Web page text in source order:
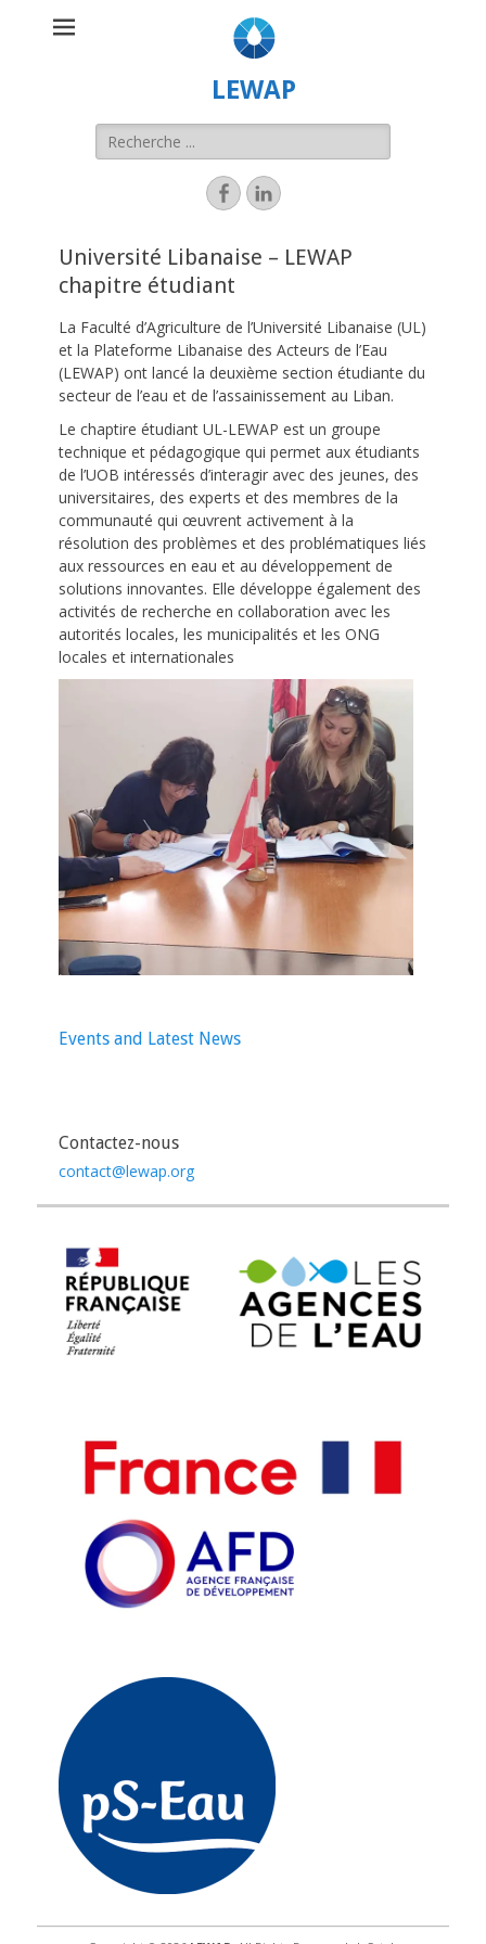
LEWAP
Université Libanaise – LEWAP
chapitre étudiant
La Faculté d’Agriculture de l’Université Libanaise (UL)
et la Plateforme Libanaise des Acteurs de l’Eau
(LEWAP) ont lancé la deuxième section étudiante du
secteur de l’eau et de l’assainissement au Liban.
Le chaptire étudiant UL-LEWAP est un groupe
technique et pédagogique qui permet aux étudiants
de l’UOB intéressés d’interagir avec des jeunes, des
universitaires, des experts et des membres de la
communauté qui œuvrent activement à la
résolution des problèmes et des problématiques liés
aux ressources en eau et au développement de
solutions innovantes. Elle développe également des
activités de recherche en collaboration avec les
autorités locales, les municipalités et les ONG
locales et internationales
Events and Latest News
Contactez-nous
contact@lewap.org